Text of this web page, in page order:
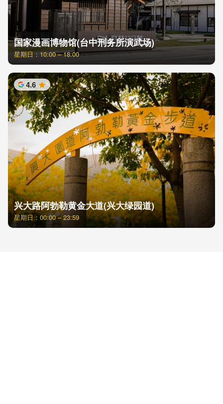
国家漫画博物馆(台中刑务所演武场)
星期日：10:00 – 18:00
4.6 星
兴大路阿勃勒黄金大道(兴大绿园道)
星期日：00:00 – 23:59